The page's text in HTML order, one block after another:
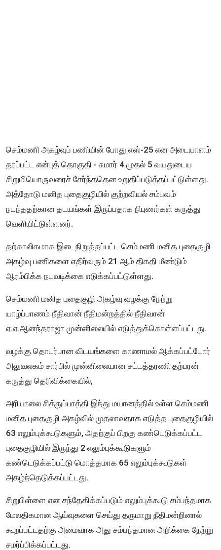
செம்மணி அகழ்வுப் பணியின் போது எஸ்-25 என அடையாளம்
தரப்பட்ட என்புத் தொகுதி - சுமார் 4 முதல் 5 வயதுடைய
சிறுமியொருவரைச் சேர்ந்ததென உறுதிப்படுத்தப்பட்டுள்ளது.
அத்தோடு மனித புதைகுழியில் குற்றவியல் சம்பவம்
நடந்ததற்கான தடயங்கள் இருப்பதாக நிபுணர்கள் கருத்து
வெளியிட்டுள்ளனர்.
தற்காலிகமாக இடைநிறுத்தப்பட்ட செம்மணி மனித புதைகுழி
அகழ்வு பணிகளை எதிர்வரும் 21 ஆம் திகதி மீண்டும்
ஆரம்பிக்க நடவடிக்கை எடுக்கப்பட்டுள்ளது.
செம்மணி மனித புதைகுழி அகழ்வு வழக்கு நேற்று
யாழ்ப்பாணம் நீதிவான் நீதிமன்றத்தில் நீதிவான்
ஏ.ஏ.ஆனந்தராஜா முன்னிலையில் எடுத்துக்கொள்ளப்பட்டது.
வழக்கு தொடர்பான விடயங்களை காணாமல் ஆக்கப்பட்டோர்
அலுவலகம் சார்பில் முன்னிலையான சட்டத்தரணி தற்பரன்
கருத்து தெரிவிக்கையில்,
அரியாலை சித்துப்பாத்தி இந்து மயானத்தில் உள்ள செம்மணி
மனித புதைகுழி அகழ்வில் முதலாவதாக எடுத்த புதைகுழியில்
63 எலும்புக்கூடுகளும், அதற்குப் பிறகு கண்டெடுக்கப்பட்ட
புதைகுழியில் இருந்து 2 எலும்புக்கூடுகளும்
கண்டெடுக்கப்பட்டு மொத்தமாக 65 எலும்புக்கூடுகள்
அகழ்ந்தெடுக்கப்பட்டது.
சிறுபிள்ளை என சந்தேகிக்கப்படும் எலும்புக்கூடு சம்பந்தமாக
மேலதிகமான ஆய்வுகளை செய்து தருமாறு நீதிமன்றினால்
கூறப்பட்டதற்கு அமைவாக அது சம்பந்தமான அறிக்கை நேற்று
சமர்ப்பிக்கப்பட்டது.